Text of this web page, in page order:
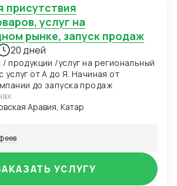
услуг на
рынке, запуск продаж
20 дней
продукции /услуг на региональный
услуг от А до Я. Начиная от
до запуска продаж
Аравия, Катар
УСЛУГУ